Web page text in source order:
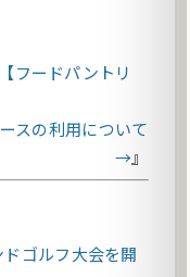
フードパントリ
スの利用について
→
ゴルフ大会を開